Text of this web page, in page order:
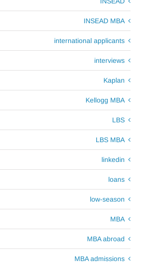
INSEAD MBA
international applicants
interviews
Kaplan
Kellogg MBA
LBS
LBS MBA
linkedin
loans
low-season
MBA
MBA abroad
MBA admissions